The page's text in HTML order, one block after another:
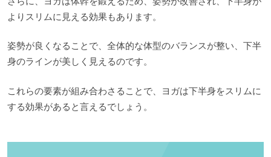
よりスリムに見える効果もあります。
姿勢が良くなることで、全体的な体型のバランスが整い、下半
身のラインが美しく見えるのです。
これらの要素が組み合わさることで、ヨガは下半身をスリムに
する効果があると言えるでしょう。